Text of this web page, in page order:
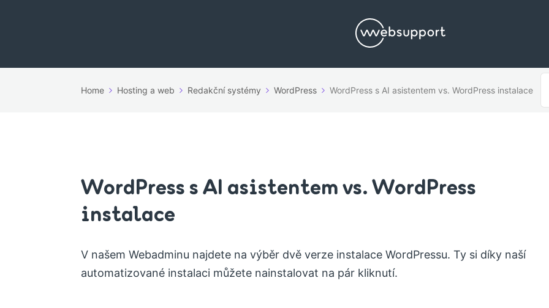
Home Hosting a web Redakční systémy WordPress WordPress s AI asistentem vs. WordPress instalace
WordPress s AI asistentem vs. WordPress
instalace
V našem Webadminu najdete na výběr dvě verze instalace WordPressu. Ty si díky naší
automatizované instalaci můžete nainstalovat na pár kliknutí.